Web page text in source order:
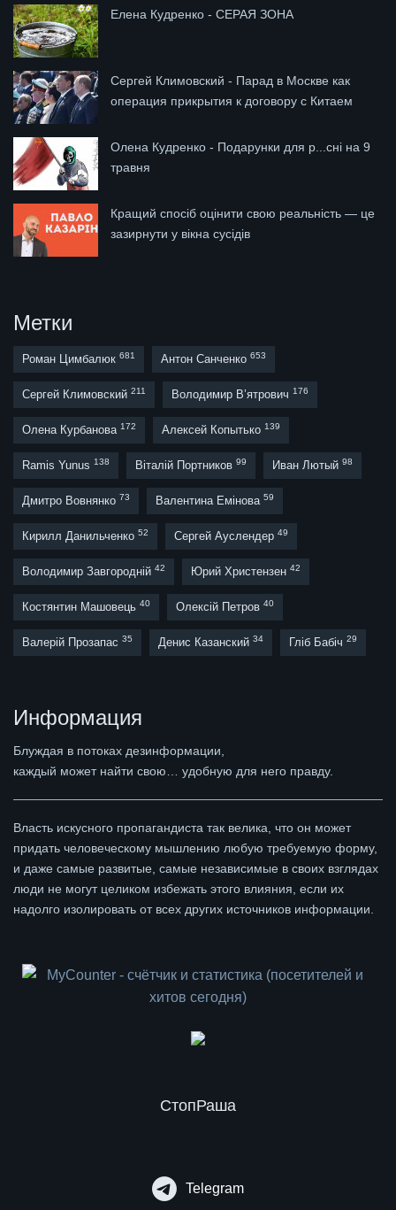
Елена Кудренко - СЕРАЯ ЗОНА
Сергей Климовский - Парад в Москве как
операция прикрытия к договору с Китаем
Олена Кудренко - Подарунки для р...сні на 9
травня
Кращий спосіб оцінити свою реальність — це
зазирнути у вікна сусідів
Метки
Роман Цимбалюк 681 Антон Санченко 653
Сергей Климовский 211 Володимир В’ятрович 176
Олена Курбанова 172 Алексей Копытько 139
Ramis Yunus 138 Віталій Портников 99 Иван Лютый 98
Дмитро Вовнянко 73 Валентина Емінова 59
Кирилл Данильченко 52 Сергей Ауслендер 49
Володимир Завгородній 42 Юрий Христензен 42
Костянтин Машовець 40 Олексій Петров 40
Валерій Прозапас 35 Денис Казанский 34 Гліб Бабіч 29
Информация
Блуждая в потоках дезинформации,
каждый может найти свою… удобную для него правду.
Власть искусного пропагандиста так велика, что он может
придать человеческому мышлению любую требуемую форму,
и даже самые развитые, самые независимые в своих взглядах
люди не могут целиком избежать этого влияния, если их
надолго изолировать от всех других источников информации.
СтопРаша
Telegram